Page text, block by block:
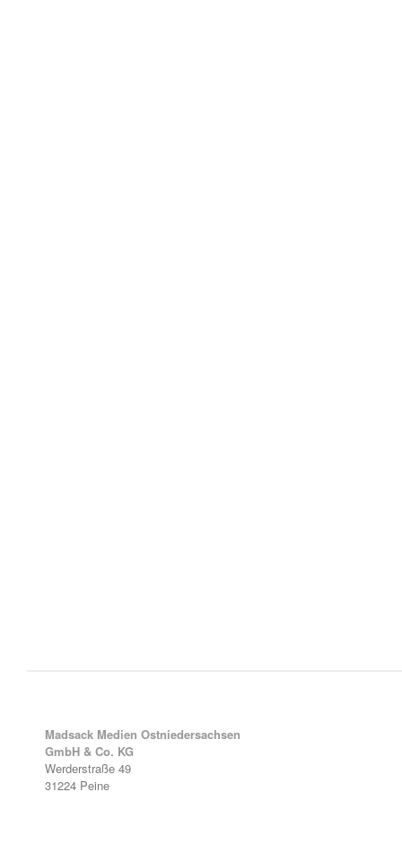
Madsack Medien Ostniedersachsen
GmbH & Co. KG
Werderstraße 49
31224 Peine